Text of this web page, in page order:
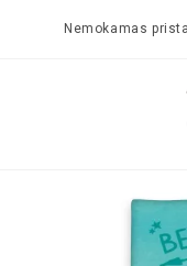
Nemokamas